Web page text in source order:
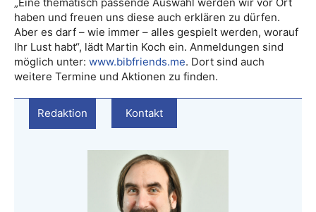
haben und freuen uns diese auch erklären zu dürfen.
Aber es darf – wie immer – alles gespielt werden, worauf
Ihr Lust habt“, lädt Martin Koch ein. Anmeldungen sind
möglich unter: www.bibfriends.me. Dort sind auch
weitere Termine und Aktionen zu finden.
Redaktion Kontakt